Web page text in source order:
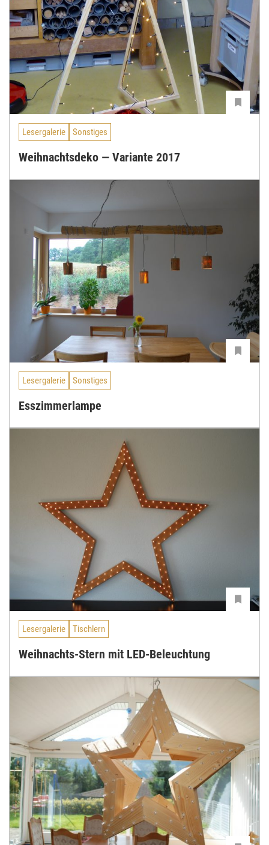
Lesergalerie Sonstiges
Weihnachtsdeko — Variante 2017
Lesergalerie Sonstiges
Esszimmerlampe
Lesergalerie Tischlern
Weihnachts-Stern mit LED-Beleuchtung